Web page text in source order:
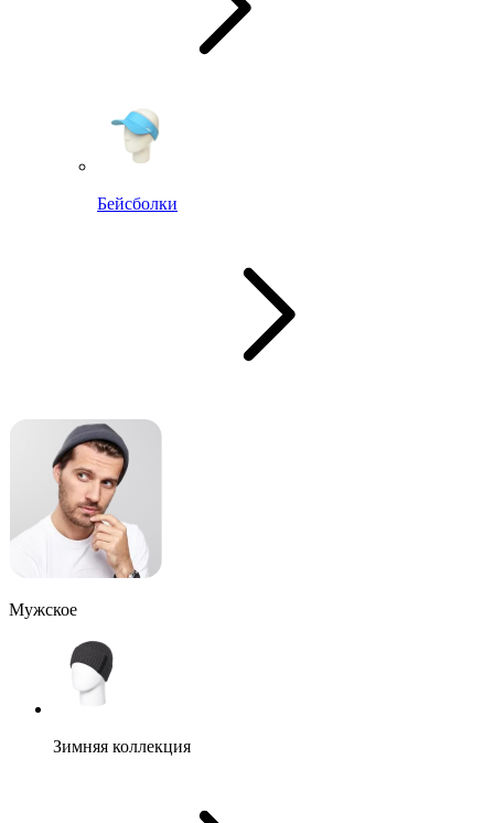
Бейсболки
Мужское
Зимняя коллекция